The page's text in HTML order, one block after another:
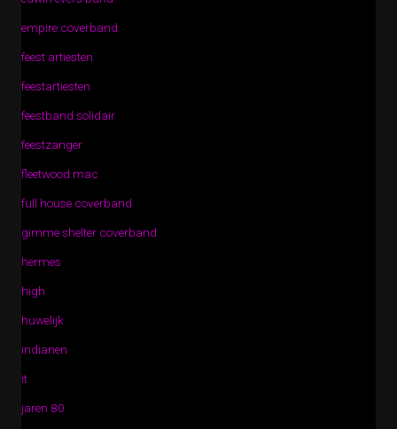
empire coverband
feest artiesten
feestartiesten
feestband solidair
feestzanger
fleetwood mac
full house coverband
gimme shelter coverband
hermes
high
huwelijk
indianen
it
jaren 80